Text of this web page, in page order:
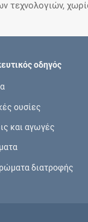
τεχνολογιών,
οδηγός
ουσίες
και αγωγές
διατροφής